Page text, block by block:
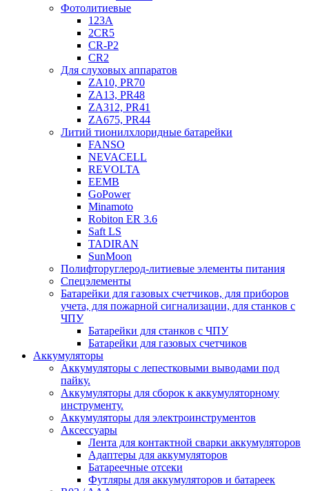
Фотолитиевые
123A
2CR5
CR-P2
CR2
Для слуховых аппаратов
ZA10, PR70
ZA13, PR48
ZA312, PR41
ZA675, PR44
Литий тионилхлоридные батарейки
FANSO
NEVACELL
REVOLTA
EEMB
GoPower
Minamoto
Robiton ER 3.6
Saft LS
TADIRAN
SunMoon
Полифторуглерод-литиевые элементы питания
Спецэлементы
Батарейки для газовых счетчиков, для приборов
учета, для пожарной сигнализации, для станков с
ЧПУ
Батарейки для станков с ЧПУ
Батарейки для газовых счетчиков
Аккумуляторы
Аккумуляторы с лепестковыми выводами под
пайку.
Аккумуляторы для сборок к аккумуляторному
инструменту.
Аккумуляторы для электроинструментов
Аксессуары
Лента для контактной сварки аккумуляторов
Адаптеры для аккумуляторов
Батареечные отсеки
Футляры для аккумуляторов и батареек